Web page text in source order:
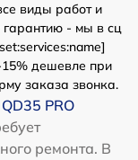
виды работ и
гарантию - мы в сц
15% дешевле при
заказа звонка.
PRO
ремонта. В